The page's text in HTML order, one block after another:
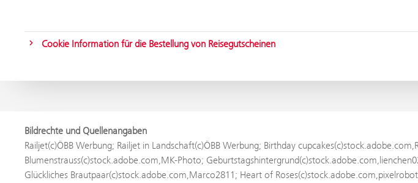
Cookie Information für die Bestellung von Reisegutscheinen
Bildrechte und Quellenangaben
Railjet(c)ÖBB Werbung; Railjet in Landschaft(c)ÖBB Werbung; Birthday
Blumenstrauss(c)stock.adobe.com,MK-Photo;
Glückliches Brautpaar(c)stock.adobe.com,Marco2811; Heart of